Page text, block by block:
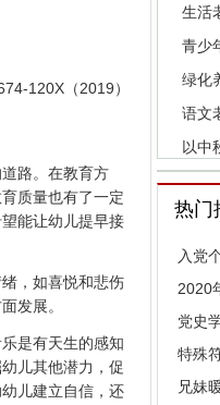
120X（2019）
路。在教育方
质量也有了一定
能让幼儿提早接
，如喜悦和悲伤
发展。
是有天生的感知
儿其他潜力，促
儿建立自信，还
生活
青少
绿化
语文
以中
热门
入党
2020
党史
特殊
兄妹